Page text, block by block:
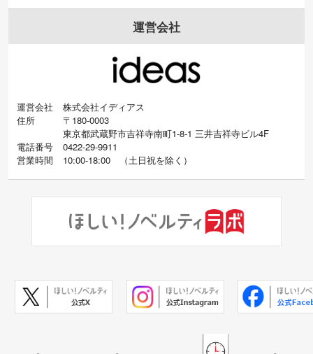
運営会社
運営会社
株式会社イディアス
住所
〒180-0003
東京都武蔵野市吉祥寺南町1-8-1 三井吉祥寺ビル4F
電話番号
0422-29-9911
営業時間
10:00-18:00 （土日祝を除く）